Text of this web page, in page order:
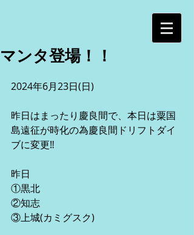
マンタ登場！！
2024年6月23日(日)
昨日はまったり慶良間で、本日は粟国
島遠征が時化の為慶良間ドリフトダイ
ブに変更‼️
昨日
①黒北
②知志
③上城(カミグスク)